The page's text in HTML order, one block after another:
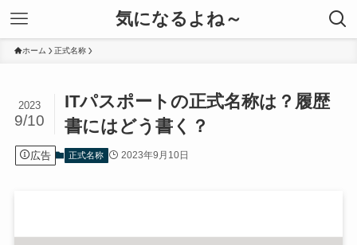
気になるよね～
ホーム 正式名称
ITパスポートの正式名称は？履歴
書にはどう書く？
2023
9/10
広告 正式名称 2023年9月10日